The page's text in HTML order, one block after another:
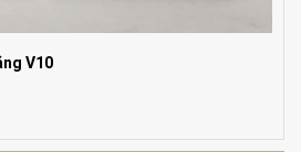
V10